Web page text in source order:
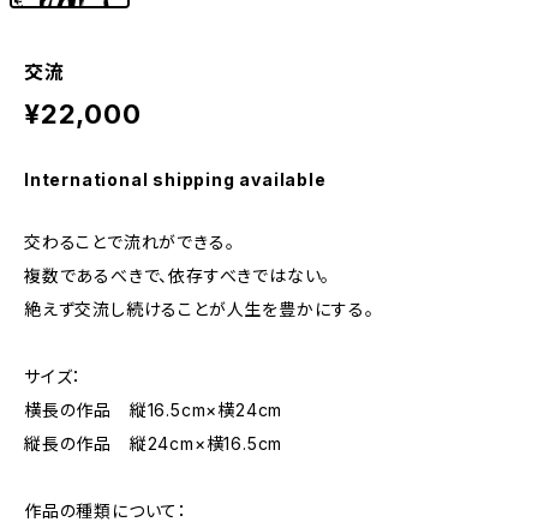
交流
¥22,000
International shipping available
交わることで流れができる。
複数であるべきで、依存すべきではない。
絶えず交流し続けることが人生を豊かにする。
サイズ：
横長の作品 縦16.5cm×横24cm
縦長の作品 縦24cm×横16.5cm
作品の種類について：